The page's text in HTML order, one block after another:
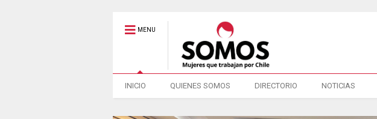
MENU
INICIO QUIENES SOMOS DIRECTORIO NOTICIAS